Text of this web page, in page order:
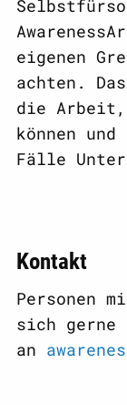
eigenen
achten.
die
können
Fälle
Kontakt
Personen
sich gerne
an